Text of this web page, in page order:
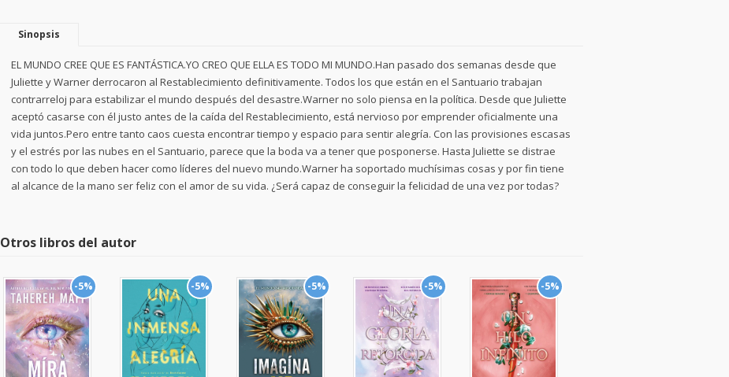
Sinopsis
EL MUNDO CREE QUE ES FANTÁSTICA.YO CREO QUE ELLA ES TODO MI MUNDO.Han pasado dos semanas desde que
Juliette y Warner derrocaron al Restablecimiento definitivamente. Todos los que están en el Santuario trabajan
contrarreloj para estabilizar el mundo después del desastre.Warner no solo piensa en la política. Desde que Juliette
aceptó casarse con él justo antes de la caída del Restablecimiento, está nervioso por emprender oficialmente una
vida juntos.Pero entre tanto caos cuesta encontrar tiempo y espacio para sentir alegría. Con las provisiones escasas
y el estrés por las nubes en el Santuario, parece que la boda va a tener que posponerse. Hasta Juliette se distrae
con todo lo que deben hacer como líderes del nuevo mundo.Warner ha soportado muchísimas cosas y por fin tiene
al alcance de la mano ser feliz con el amor de su vida. ¿Será capaz de conseguir la felicidad de una vez por todas?
Otros libros del autor
-5% -5% -5% -5% -5%